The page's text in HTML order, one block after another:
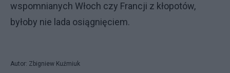
wspomnianych Włoch czy Francji z kłopotów,
byłoby nie lada osiągnięciem.
Autor: Zbigniew Kuźmiuk